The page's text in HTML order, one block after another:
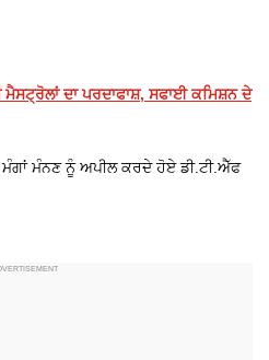
ਦਾ ਪਰਦਾਫਾਸ਼, ਸਫਾਈ ਕਮਿਸ਼ਨ ਦੇ
ਮੰਨਣ ਨੂੰ ਅਪੀਲ ਕਰਦੇ ਹੋਏ ਡੀ.ਟੀ.ਐੱਫ